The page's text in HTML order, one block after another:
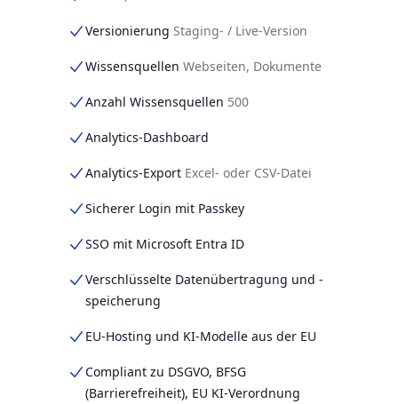
Versionierung Staging- / Live-Version
Wissensquellen Webseiten, Dokumente
Anzahl Wissensquellen 500
Analytics-Dashboard
Analytics-Export Excel- oder CSV-Datei
Sicherer Login mit Passkey
SSO mit Microsoft Entra ID
Verschlüsselte Datenübertragung und -
speicherung
EU-Hosting und KI-Modelle aus der EU
Compliant zu DSGVO, BFSG
(Barrierefreiheit), EU KI-Verordnung